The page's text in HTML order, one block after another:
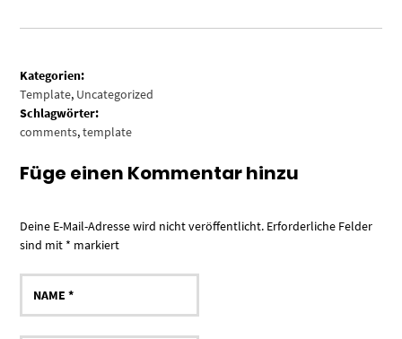
Kategorien:
Template, Uncategorized
Schlagwörter:
comments,template
Füge einen Kommentar hinzu
Deine E-Mail-Adresse wird nicht veröffentlicht. Erforderliche Felder
sind mit * markiert